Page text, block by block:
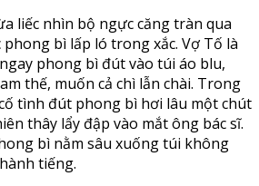
liếc nhìn bộ ngực căng tràn qua
phong bì lấp ló trong xắc. Vợ Tố là
phong bì đút vào túi áo blu,
thế, muốn cả chì lẫn chài. Trong
tình đút phong bì hơi lâu một chút
thây lẩy đập vào mắt ông bác sĩ.
bì nằm sâu xuống túi không
tiếng.